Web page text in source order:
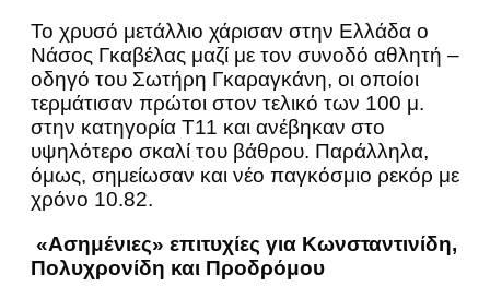
Το χρυσό μετάλλιο χάρισαν στην Ελλάδα ο
Νάσος Γκαβέλας μαζί με τον συνοδό αθλητή –
οδηγό του Σωτήρη Γκαραγκάνη, οι οποίοι
τερμάτισαν πρώτοι στον τελικό των 100 μ.
στην κατηγορία Τ11 και ανέβηκαν στο
υψηλότερο σκαλί του βάθρου. Παράλληλα,
όμως, σημείωσαν και νέο παγκόσμιο ρεκόρ με
χρόνο 10.82.
«Ασημένιες» επιτυχίες για Κωνσταντινίδη,
Πολυχρονίδη και Προδρόμου